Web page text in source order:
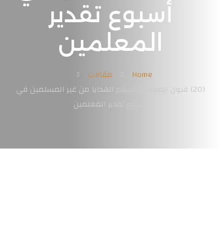
أسبوع تقدير
المعلمين
Home
مقالات
(20) قبول المعلم المسلم الهدايا من غير المسلمين في
أسبوع تقدير المعلمين